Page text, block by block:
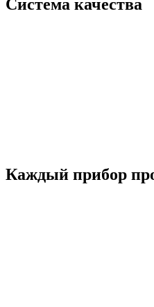
Система качества
Каждый прибор